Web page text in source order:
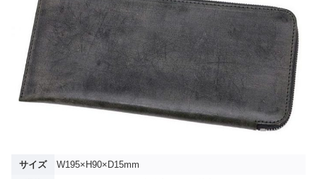
サイズ
W195×H90×D15mm